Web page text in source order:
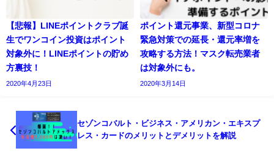
【悲報】LINEポイントクラブ誕
生でワンコイン投資はポイント
対象外に！LINEポイントの貯め
方裏技！
2020年4月23日
ポイント還元事業、新型コロナ
緊急対策での延長・還元率増を
攻略する方法！マスク転売業者
は対象外にも。
2020年3月14日
セゾンコバルト・ビジネス・アメリカン・エキスプ
レス・カードのメリットとデメリットを解説